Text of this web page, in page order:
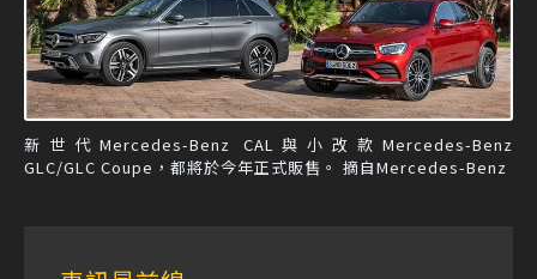
新世代Mercedes-Benz CAL與小改款Mercedes-Benz
GLC/GLC Coupe，都將於今年正式販售。 摘自Mercedes-Benz